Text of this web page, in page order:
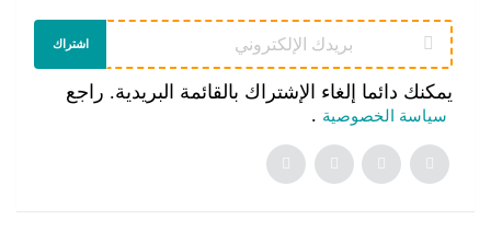
اشتراك
يمكنك دائما إلغاء الإشتراك بالقائمة البريدية. راجع
سياسة الخصوصية .